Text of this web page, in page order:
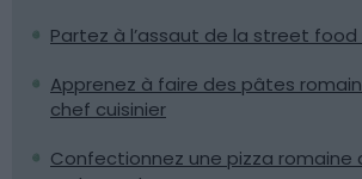
Partez à l’assaut de la street
Apprenez à faire des pâtes
chef cuisinier
Confectionnez une pizza romaine